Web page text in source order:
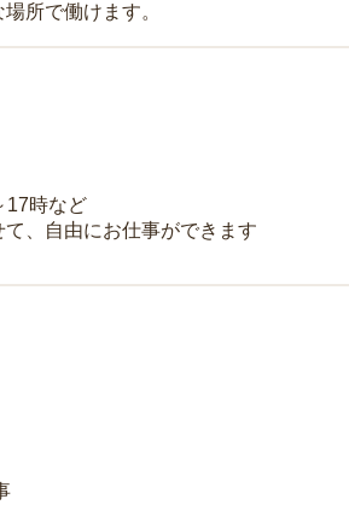
所で働けます。
17時など
、自由にお仕事ができます